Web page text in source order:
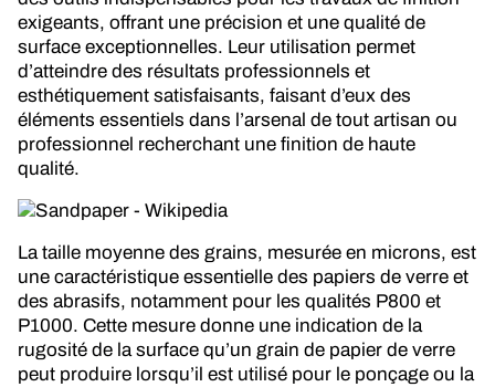
exigeants, offrant une précision et une qualité de
surface exceptionnelles. Leur utilisation permet
d’atteindre des résultats professionnels et
esthétiquement satisfaisants, faisant d’eux des
éléments essentiels dans l’arsenal de tout artisan ou
professionnel recherchant une finition de haute
qualité.
La taille moyenne des grains, mesurée en microns, est
une caractéristique essentielle des papiers de verre et
des abrasifs, notamment pour les qualités P800 et
P1000. Cette mesure donne une indication de la
rugosité de la surface qu’un grain de papier de verre
peut produire lorsqu’il est utilisé pour le ponçage ou la